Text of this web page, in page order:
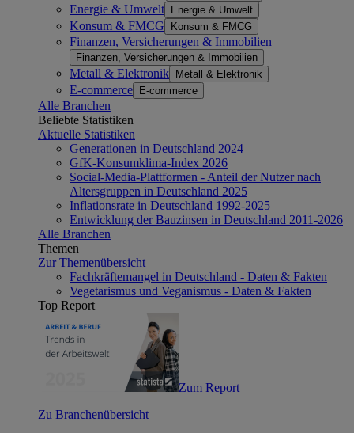
Energie & Umwelt Energie & Umwelt
Konsum & FMCG Konsum & FMCG
Finanzen, Versicherungen & Immobilien
Finanzen, Versicherungen & Immobilien
Metall & Elektronik Metall & Elektronik
E-commerce E-commerce
Alle Branchen
Beliebte Statistiken
Aktuelle Statistiken
Generationen in Deutschland 2024
GfK-Konsumklima-Index 2026
Social-Media-Plattformen - Anteil der Nutzer nach
Altersgruppen in Deutschland 2025
Inflationsrate in Deutschland 1992-2025
Entwicklung der Bauzinsen in Deutschland 2011-2026
Alle Branchen
Themen
Zur Themenübersicht
Fachkräftemangel in Deutschland - Daten & Fakten
Vegetarismus und Veganismus - Daten & Fakten
Top Report
Zum Report
Zu Branchenübersicht